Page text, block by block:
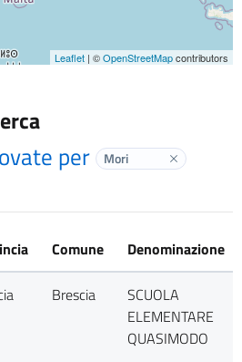
Leaflet | ©OpenStreetMapcontributors
per Mori Elimina
Comune Denominazione
Brescia
SCUOLA
ELEMENTARE
QUASIMODO